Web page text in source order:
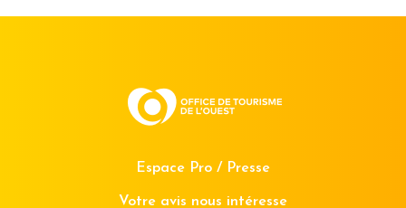
Espace Pro / Presse
Votre avis nous intéresse